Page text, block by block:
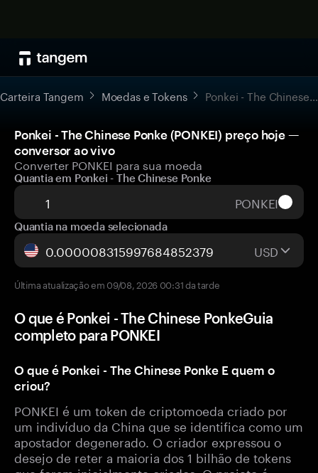
Carteira Tangem Moedas e Tokens Ponkei - The Chinese Ponke
Ponkei - The Chinese Ponke (PONKEI) preço hoje —
conversor ao vivo
Converter PONKEI para sua moeda
Quantia em Ponkei - The Chinese Ponke
PONKEI
Quantia na moeda selecionada
USD
Última atualização em 09/08, 2026 00:31 da tarde
O que é Ponkei - The Chinese PonkeGuia
completo para PONKEI
O que é Ponkei - The Chinese Ponke E quem o
criou?
PONKEI é um token de criptomoeda criado por
um indivíduo da China que se identifica como um
apostador degenerado. O criador expressou o
desejo de reter a maioria dos 1 bilhão de tokens